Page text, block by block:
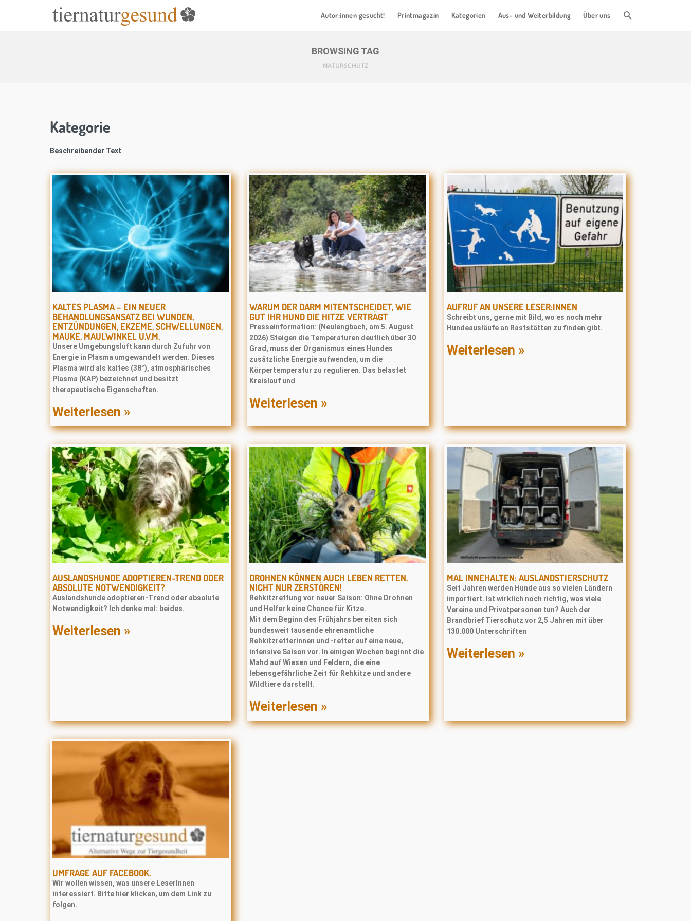
Autor:innen gesucht! Printmagazin Kategorien Aus- und Weiterbildung Über uns
BROWSING TAG
NATURSCHUTZ
Kategorie
Beschreibender Text
KALTES PLASMA – EIN NEUER
BEHANDLUNGSANSATZ BEI WUNDEN,
ENTZÜNDUNGEN, EKZEME, SCHWELLUNGEN,
MAUKE, MAULWINKEL U.V.M.
Unsere Umgebungsluft kann durch Zufuhr von
Energie in Plasma umgewandelt werden. Dieses
Plasma wird als kaltes (38°), atmosphärisches
Plasma (KAP) bezeichnet und besitzt
therapeutische Eigenschaften.
Weiterlesen »
WARUM DER DARM MITENTSCHEIDET, WIE
GUT IHR HUND DIE HITZE VERTRÄGT
Presseinformation: (Neulengbach, am 5. August
2026) Steigen die Temperaturen deutlich über 30
Grad, muss der Organismus eines Hundes
zusätzliche Energie aufwenden, um die
Körpertemperatur zu regulieren. Das belastet
Kreislauf und
Weiterlesen »
AUFRUF AN UNSERE LESER:INNEN
Schreibt uns, gerne mit Bild, wo es noch mehr
Hundeausläufe an Raststätten zu finden gibt.
Weiterlesen »
AUSLANDSHUNDE ADOPTIEREN-TREND ODER
ABSOLUTE NOTWENDIGKEIT?
Auslandshunde adoptieren-Trend oder absolute
Notwendigkeit? Ich denke mal: beides.
Weiterlesen »
DROHNEN KÖNNEN AUCH LEBEN RETTEN.
NICHT NUR ZERSTÖREN!
Rehkitzrettung vor neuer Saison: Ohne Drohnen
und Helfer keine Chance für Kitze.
Mit dem Beginn des Frühjahrs bereiten sich
bundesweit tausende ehrenamtliche
Rehkitzretterinnen und -retter auf eine neue,
intensive Saison vor. In einigen Wochen beginnt die
Mahd auf Wiesen und Feldern, die eine
lebensgefährliche Zeit für Rehkitze und andere
Wildtiere darstellt.
Weiterlesen »
MAL INNEHALTEN: AUSLANDSTIERSCHUTZ
Seit Jahren werden Hunde aus so vielen Ländern
importiert. Ist wirklich noch richtig, was viele
Vereine und Privatpersonen tun? Auch der
Brandbrief Tierschutz vor 2,5 Jahren mit über
130.000 Unterschriften
Weiterlesen »
UMFRAGE AUF FACEBOOK.
Wir wollen wissen, was unsere LeserInnen
interessiert. Bitte hier klicken, um dem Link zu
folgen.